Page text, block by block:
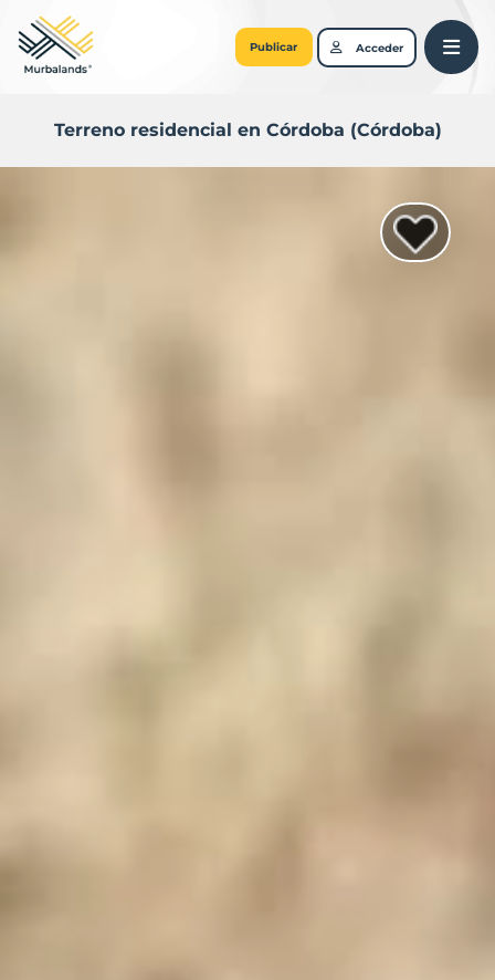
Publicar Acceder
Terreno residencial en Córdoba (Córdoba)